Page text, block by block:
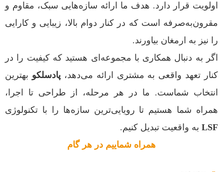
اولویت قرار دارد. هدف ما ارائه سازه‌هایی سبک، مقاوم و
مقرون‌به‌صرفه است که در کنار دوام بالا، زیبایی و کارایی
را نیز به ارمغان بیاورند.
اگر به دنبال همکاری با مجموعه‌ای هستید که کیفیت را در
کنار تعهد واقعی به مشتری ارائه می‌دهد، پادسلکو بهترین
انتخاب شماست. ما در هر مرحله، از طراحی تا اجرا،
همراه شما هستیم تا رویایی‌ترین سازه‌ها را با تکنولوژی
LSFبه واقعیت تبدیل کنیم.
همراه شماییم در هر گام